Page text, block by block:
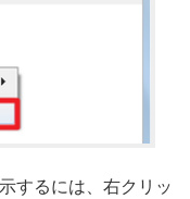
するには、右クリッ